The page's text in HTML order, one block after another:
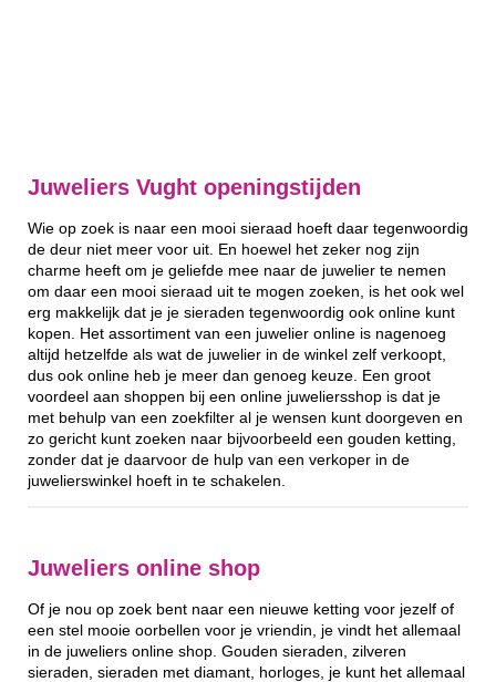
Juweliers Vught openingstijden
Wie op zoek is naar een mooi sieraad hoeft daar tegenwoordig
de deur niet meer voor uit. En hoewel het zeker nog zijn
charme heeft om je geliefde mee naar de juwelier te nemen
om daar een mooi sieraad uit te mogen zoeken, is het ook wel
erg makkelijk dat je je sieraden tegenwoordig ook online kunt
kopen. Het assortiment van een juwelier online is nagenoeg
altijd hetzelfde als wat de juwelier in de winkel zelf verkoopt,
dus ook online heb je meer dan genoeg keuze. Een groot
voordeel aan shoppen bij een online juweliersshop is dat je
met behulp van een zoekfilter al je wensen kunt doorgeven en
zo gericht kunt zoeken naar bijvoorbeeld een gouden ketting,
zonder dat je daarvoor de hulp van een verkoper in de
juwelierswinkel hoeft in te schakelen.
Juweliers online shop
Of je nou op zoek bent naar een nieuwe ketting voor jezelf of
een stel mooie oorbellen voor je vriendin, je vindt het allemaal
in de juweliers online shop. Gouden sieraden, zilveren
sieraden, sieraden met diamant, horloges, je kunt het allemaal